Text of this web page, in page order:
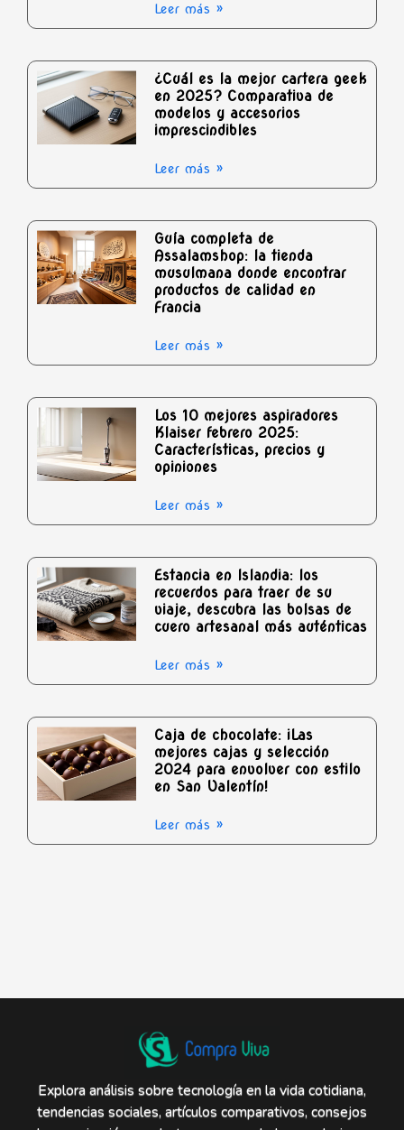
Leer más »
¿Cuál es la mejor cartera geek
en 2025? Comparativa de
modelos y accesorios
imprescindibles
Leer más »
Guía completa de
Assalamshop: la tienda
musulmana donde encontrar
productos de calidad en
Francia
Leer más »
Los 10 mejores aspiradores
Klaiser febrero 2025:
Características, precios y
opiniones
Leer más »
Estancia en Islandia: los
recuerdos para traer de su
viaje, descubra las bolsas de
cuero artesanal más auténticas
Leer más »
Caja de chocolate: ¡Las
mejores cajas y selección
2024 para envolver con estilo
en San Valentín!
Leer más »
Explora análisis sobre tecnología en la vida cotidiana,
tendencias sociales, artículos comparativos, consejos